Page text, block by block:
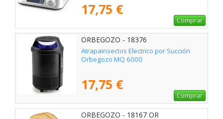
17,75 €
Comprar
ORBEGOZO - 18376
Atrapainsectos Electrico por Succión
Orbegozo MQ 6000
17,75 €
Comprar
ORBEGOZO - 18167 OR